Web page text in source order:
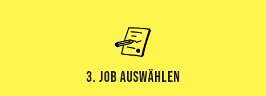
3. Job Auswählen